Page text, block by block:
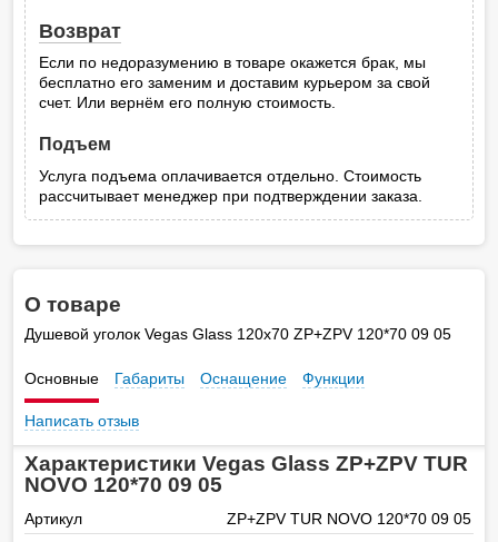
Возврат
Если по недоразумению в товаре окажется брак, мы
бесплатно его заменим и доставим курьером за свой
счет. Или вернём его полную стоимость.
Подъем
Услуга подъема оплачивается отдельно. Стоимость
рассчитывает менеджер при подтверждении заказа.
О товаре
Душевой уголок Vegas Glass 120х70 ZP+ZPV 120*70 09 05
Основные Габариты Оснащение Функции
Написать отзыв
Характеристики Vegas Glass ZP+ZPV TUR
NOVO 120*70 09 05
Артикул
ZP+ZPV TUR NOVO 120*70 09 05